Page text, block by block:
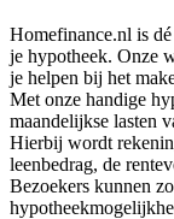
Homefinance.nl is
je hypotheek. Onze
je helpen bij het
Met onze handige
maandelijkse lasten
Hierbij wordt
leenbedrag, de
Bezoekers kunnen